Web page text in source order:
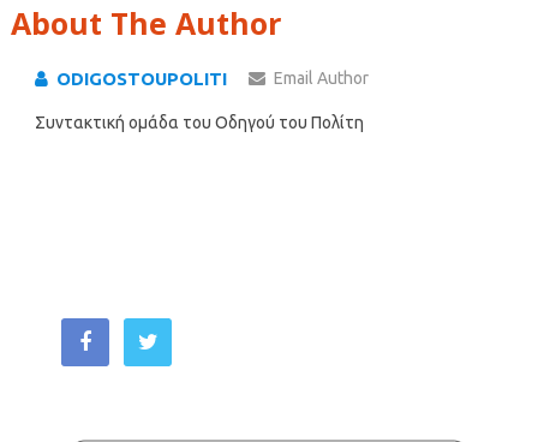
About The Author
ODIGOSTOUPOLITI Email Author
Συντακτική ομάδα του Οδηγού του Πολίτη